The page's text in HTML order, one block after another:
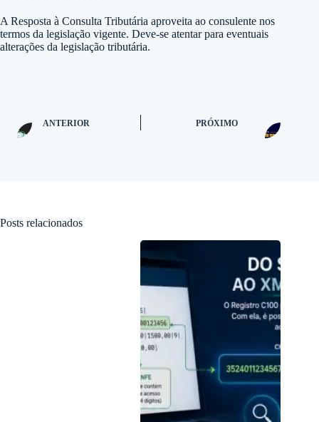
A Resposta à Consulta Tributária aproveita ao consulente nos
termos da legislação vigente. Deve-se atentar para eventuais
alterações da legislação tributária.
ANTERIOR PRÓXIMO
Posts relacionados